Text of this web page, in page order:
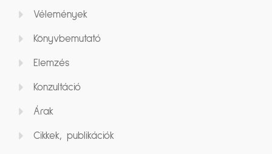
Vélemények
Könyvbemutató
Elemzés
Konzultáció
Árak
Cikkek, publikációk